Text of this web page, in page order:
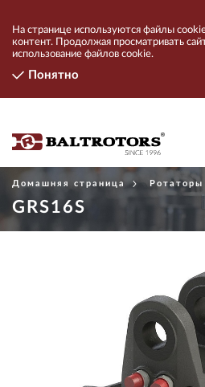
На странице используются файлы
контент. Продолжая просматривать
использование файлов cookie.
Понятно
КОНТАКТЫ
Домашняя страница Ротаторы
GRS16S